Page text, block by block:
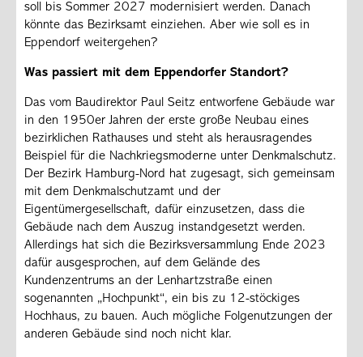
soll bis Sommer 2027 modernisiert werden. Danach
könnte das Bezirksamt einziehen. Aber wie soll es in
Eppendorf weitergehen?
Was passiert mit dem Eppendorfer Standort?
Das vom Baudirektor Paul Seitz entworfene Gebäude war
in den 1950er Jahren der erste große Neubau eines
bezirklichen Rathauses und steht als herausragendes
Beispiel für die Nachkriegsmoderne unter Denkmalschutz.
Der Bezirk Hamburg-Nord hat zugesagt, sich gemeinsam
mit dem Denkmal­schutzamt und der
Eigentümergesellschaft, dafür einzusetzen, dass die
Gebäude nach dem Auszug instandgesetzt werden.
Allerdings hat sich die Bezirksversammlung Ende 2023
dafür ausgesprochen, auf dem Gelände des
Kundenzentrums an der Lenhartzstraße einen
sogenannten „Hochpunkt“, ein bis zu 12-stöckiges
Hochhaus, zu bauen. Auch mögliche Folgenutzungen der
anderen Gebäude sind noch nicht klar.